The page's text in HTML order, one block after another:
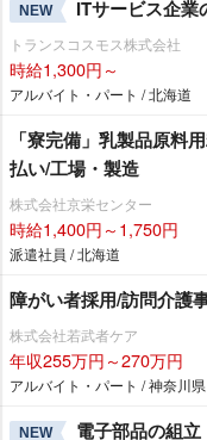
NEW ITサービス企業
トランスコスモス株式会社
時給1,300円～
アルバイト・パート / 北海道
「寮完備」乳製品原料
払い/工場・製造
株式会社京栄センター
時給1,400円～1,750円
派遣社員 / 北海道
障がい者採用/訪問介護
株式会社若武者ケア
年収255万円～270万円
アルバイト・パート / 神奈川県
NEW 電子部品の組